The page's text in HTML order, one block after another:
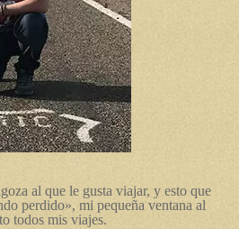
al que le gusta viajar, y esto que
perdido», mi pequeña ventana al
todos mis viajes.